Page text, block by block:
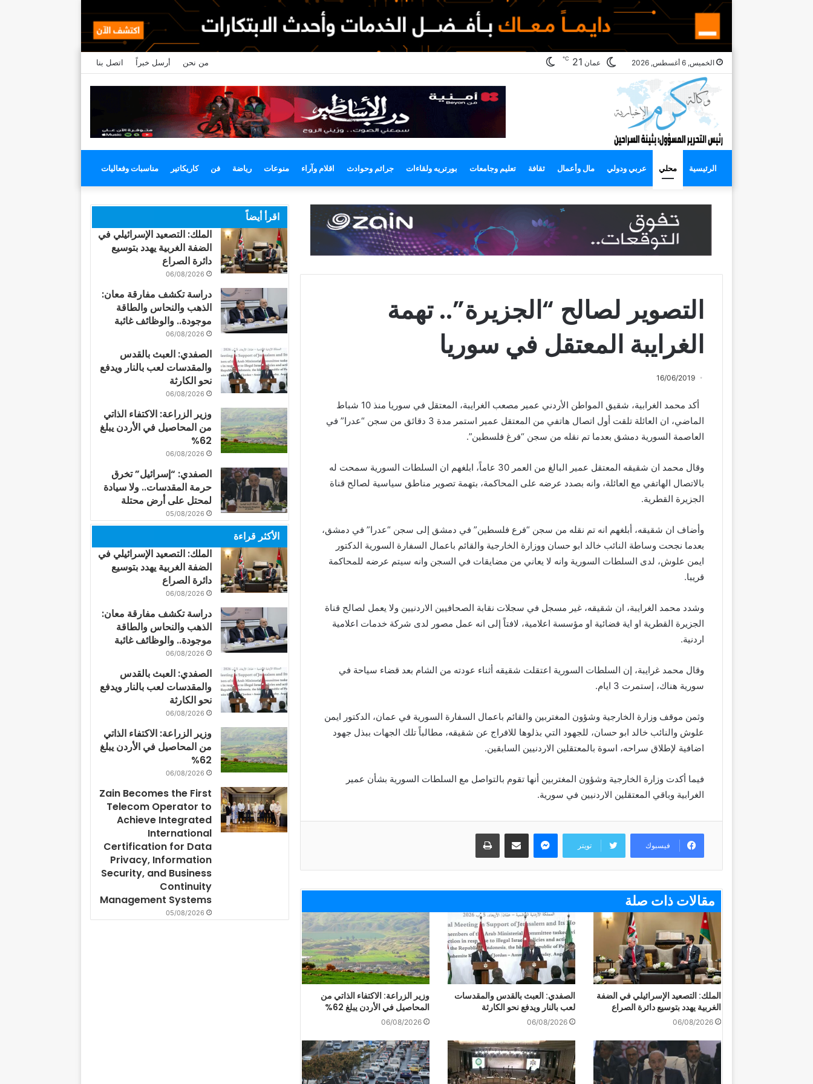
الخميس, 6 أغسطس, 2026
الوضع
عمان 21
℃ من نحن أرسل خبراً اتصل بنا
الرئيسية محلي عربي ودولي مال وأعمال ثقافة تعليم وجامعات بورتريه ولقاءات جرائم وحوادث اقلام وآراء منوعات رياضة فن كاريكاتير مناسبات وفعاليات
التصوير لصالح “الجزيرة”.. تهمة
الغرايبة المعتقل في سوريا
16/06/2019
أكد محمد الغرابية، شقيق المواطن الأردني عمير مصعب الغرايبة، المعتقل في سوريا منذ 10 شباط
الماضي، ان العائلة تلقت أول اتصال هاتفي من المعتقل عمير استمر مدة 3 دقائق من سجن “عدرا” في
العاصمة السورية دمشق بعدما تم نقله من سجن “فرغ فلسطين”.
وقال محمد ان شقيقه المعتقل عمير البالغ من العمر 30 عاماً، ابلغهم ان السلطات السورية سمحت له
بالاتصال الهاتفي مع العائلة، وانه بصدد عرضه على المحاكمة، بتهمة تصوير مناطق سياسية لصالح قناة
الجزيرة القطرية.
وأضاف ان شقيقه، أبلغهم انه تم نقله من سجن “فرع فلسطين” في دمشق إلى سجن “عدرا” في دمشق،
بعدما نجحت وساطة النائب خالد ابو حسان ووزارة الخارجية والقائم باعمال السفارة السورية الدكتور
ايمن علوش، لدى السلطات السورية وانه لا يعاني من مضايقات في السجن وانه سيتم عرضه للمحاكمة
قريبا.
وشدد محمد الغرايبة، ان شقيقه، غير مسجل في سجلات نقابة الصحافيين الاردنيين ولا يعمل لصالح قناة
الجزيرة القطرية او اية فضائية او مؤسسة اعلامية، لافتاً إلى انه عمل مصور لدى شركة خدمات اعلامية
اردنية.
وقال محمد غرايبة، إن السلطات السورية اعتقلت شقيقه أثناء عودته من الشام بعد قضاء سياحة في
سورية هناك، إستمرت 3 ايام.
وثمن موقف وزارة الخارجية وشؤون المغتربين والقائم باعمال السفارة السورية في عمان، الدكتور ايمن
علوش والنائب خالد ابو حسان، للجهود التي بذلوها للافراج عن شقيقه، مطالباً تلك الجهات ببذل جهود
اضافية لإطلاق سراحه، اسوة بالمعتقلين الاردنيين السابقين.
فيما أكدت وزارة الخارجية وشؤون المغتربين أنها تقوم بالتواصل مع السلطات السورية بشأن عمير
الغرابية وباقي المعتقلين الاردنيين في سورية.
فيسبوك تويتر
ماسنجر مشاركة عبر البريد طباعة
مقالات ذات صلة
الملك: التصعيد الإسرائيلي في الضفة
الغربية يهدد بتوسيع دائرة الصراع
06/08/2026
الصفدي: العبث بالقدس والمقدسات
لعب بالنار ويدفع نحو الكارثة
06/08/2026
وزير الزراعة: الاكتفاء الذاتي من
المحاصيل في الأردن يبلغ 62%
06/08/2026
اقرأ أيضاً
الملك: التصعيد الإسرائيلي في
الضفة الغربية يهدد بتوسيع
دائرة الصراع
06/08/2026
دراسة تكشف مفارقة معان:
الذهب والنحاس والطاقة
موجودة.. والوظائف غائبة
06/08/2026
الصفدي: العبث بالقدس
والمقدسات لعب بالنار ويدفع
نحو الكارثة
06/08/2026
وزير الزراعة: الاكتفاء الذاتي
من المحاصيل في الأردن يبلغ
62%
06/08/2026
الصفدي: “إسرائيل” تخرق
حرمة المقدسات.. ولا سيادة
لمحتل على أرض محتلة
05/08/2026
الأكثر قراءة
الملك: التصعيد الإسرائيلي في
الضفة الغربية يهدد بتوسيع
دائرة الصراع
06/08/2026
دراسة تكشف مفارقة معان:
الذهب والنحاس والطاقة
موجودة.. والوظائف غائبة
06/08/2026
الصفدي: العبث بالقدس
والمقدسات لعب بالنار ويدفع
نحو الكارثة
06/08/2026
وزير الزراعة: الاكتفاء الذاتي
من المحاصيل في الأردن يبلغ
62%
06/08/2026
Zain Becomes the First
Telecom Operator to
Achieve Integrated
International
Certification for Data
Privacy, Information
Security, and Business
Continuity
Management Systems
05/08/2026